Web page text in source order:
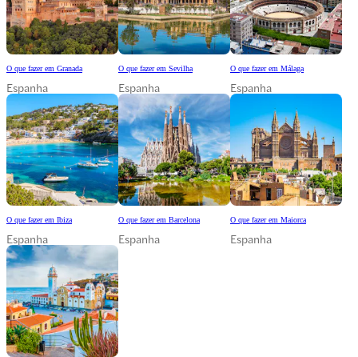
O que fazer em Granada
Espanha
O que fazer em Sevilha
Espanha
O que fazer em Málaga
Espanha
O que fazer em Ibiza
Espanha
O que fazer em Barcelona
Espanha
O que fazer em Maiorca
Espanha